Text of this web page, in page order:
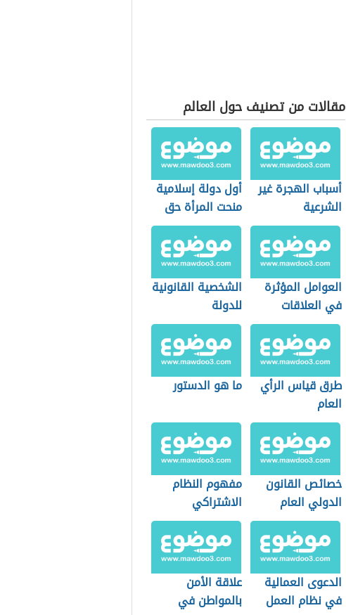
مقالات من تصنيف حول العالم
أسباب الهجرة غير
الشرعية
أول دولة إسلامية
منحت المرأة حق
الانتخاب
العوامل المؤثرة
في العلاقات
الدولية
الشخصية القانونية
للدولة
طرق قياس الرأي
العام
ما هو الدستور
خصائص القانون
الدولي العام
مفهوم النظام
الاشتراكي
الدعوى العمالية
في نظام العمل
علاقة الأمن
بالمواطن في